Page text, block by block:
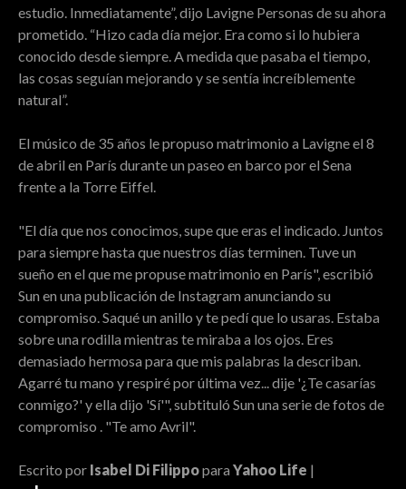
estudio. Inmediatamente”, dijo Lavigne Personas de su ahora
prometido. “Hizo cada día mejor. Era como si lo hubiera
conocido desde siempre. A medida que pasaba el tiempo,
las cosas seguían mejorando y se sentía increíblemente
natural”.
El músico de 35 años le propuso matrimonio a Lavigne el 8
de abril en París durante un paseo en barco por el Sena
frente a la Torre Eiffel.
"El día que nos conocimos, supe que eras el indicado. Juntos
para siempre hasta que nuestros días terminen. Tuve un
sueño en el que me propuse matrimonio en París", escribió
Sun en una publicación de Instagram anunciando su
compromiso. Saqué un anillo y te pedí que lo usaras. Estaba
sobre una rodilla mientras te miraba a los ojos. Eres
demasiado hermosa para que mis palabras la describan.
Agarré tu mano y respiré por última vez... dije '¿Te casarías
conmigo?' y ella dijo 'Sí'", subtituló Sun una serie de fotos de
compromiso . "Te amo Avril".
Escrito por Isabel Di Filippopara Yahoo Life |